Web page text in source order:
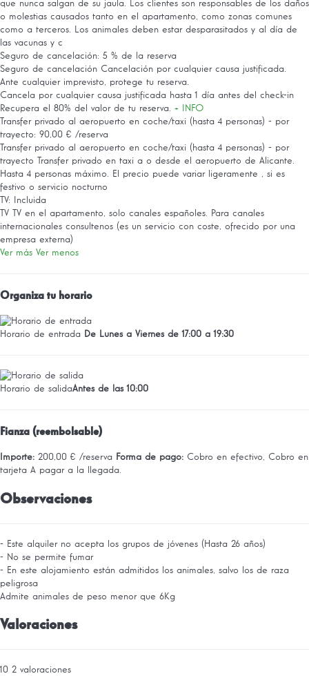
que nunca salgan de su jaula. Los clientes son responsables de los daños
o molestias causados tanto en el apartamento, como zonas comunes
como a terceros. Los animales deben estar desparasitados y al día de
las vacunas y c
Seguro de cancelación: 5 % de la reserva
Seguro de cancelación Cancelación por cualquier causa justificada.
Ante cualquier imprevisto, protege tu reserva.
Cancela por cualquier causa justificada hasta 1 día antes del check-in
Recupera el 80% del valor de tu reserva. + INFO
Transfer privado al aeropuerto en coche/taxi (hasta 4 personas) - por
trayecto: 90,00 € /reserva
Transfer privado al aeropuerto en coche/taxi (hasta 4 personas) - por
trayecto Transfer privado en taxi a o desde el aeropuerto de Alicante.
Hasta 4 personas máximo. El precio puede variar ligeramente , si es
festivo o servicio nocturno
TV: Incluida
TV TV en el apartamento, solo canales españoles. Para canales
internacionales consultenos (es un servicio con coste, ofrecido por una
empresa externa)
Ver más Ver menos
Organiza tu horario
Horario de entrada De Lunes a Viernes de 17:00 a 19:30
Horario de salidaAntes de las 10:00
Fianza (reembolsable)
Importe: 200,00 € /reserva Forma de pago: Cobro en efectivo, Cobro en
tarjeta A pagar a la llegada.
Observaciones
- Este alquiler no acepta los grupos de jóvenes (Hasta 26 años)
- No se permite fumar
- En este alojamiento están admitidos los animales, salvo los de raza
peligrosa
Admite animales de peso menor que 6Kg
Valoraciones
10 2 valoraciones